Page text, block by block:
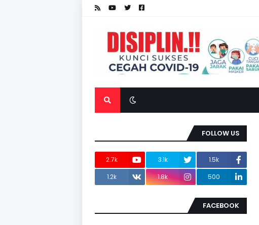
FOLLOW US
1.5k
3.1k
2.7k
500
1.8k
1.2k
FACEBOOK